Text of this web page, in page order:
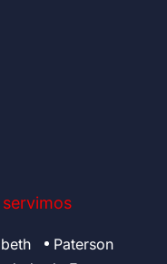
servimos
Paterson